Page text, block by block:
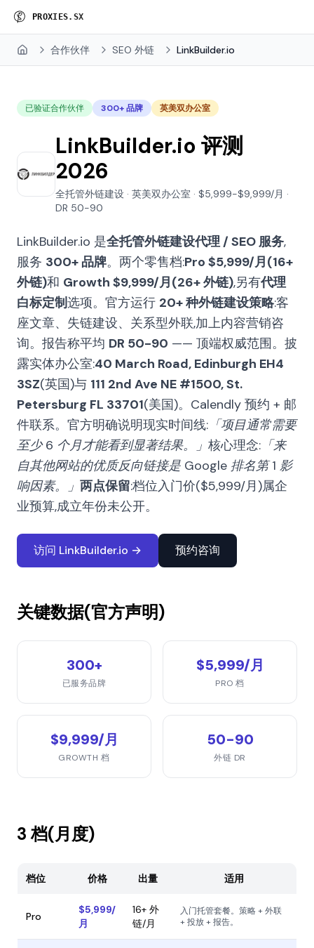
PROXI ES. SX
Home 合作伙伴 SEO 外链 LinkBuilder.io
已验证合作伙伴 300+ 品牌 英美双办公室
LinkBuilder.io 评测
2026
全托管外链建设 · 英美双办公室 · $5,999-$9,999/月 ·
DR 50-90
LinkBuilder.io 是全托管外链建设代理 / SEO 服务,
服务 300+ 品牌。两个零售档:Pro $5,999/月(16+
外链)和 Growth $9,999/月(26+ 外链),另有代理
白标定制选项。官方运行 20+ 种外链建设策略:客
座文章、失链建设、关系型外联,加上内容营销咨
询。报告称平均 DR 50-90 —— 顶端权威范围。披
露实体办公室:40 March Road, Edinburgh EH4
3SZ(英国)与 111 2nd Ave NE #1500, St.
Petersburg FL 33701(美国)。Calendly 预约 + 邮
件联系。官方明确说明现实时间线: 「项目通常需要
至少 6 个月才能看到显著结果。」 核心理念: 「来
自其他网站的优质反向链接是 Google 排名第 1 影
响因素。」 两点保留:档位入门价($5,999/月)属企
业预算,成立年份未公开。
访问 LinkBuilder.io → 预约咨询
关键数据(官方声明)
300+
已服务品牌
$5,999/月
PRO 档
$9,999/月
GROWTH 档
50-90
外链 DR
3 档(月度)
档位 价格 出量 适用
Pro
$5,999/
月
16+ 外
链/月
入门托管套餐。策略 + 外联
+ 投放 + 报告。